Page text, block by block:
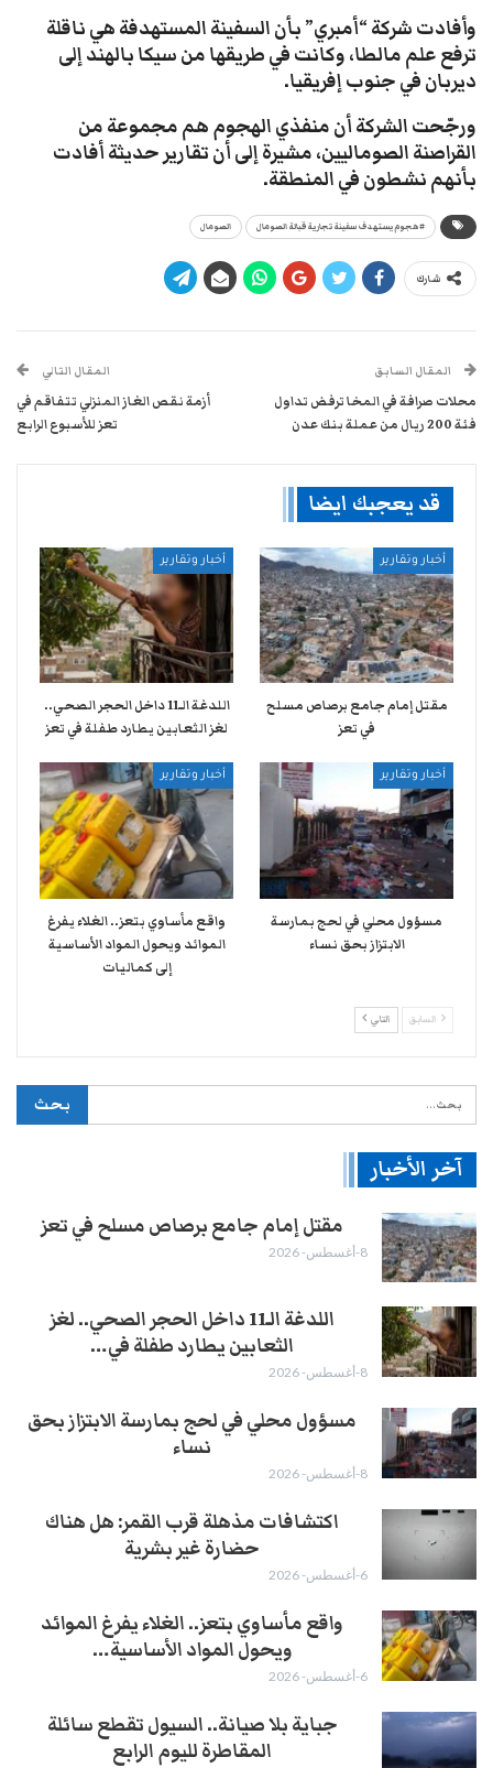
وأفادت شركة “أمبري” بأن السفينة المستهدفة هي ناقلة
ترفع علم مالطا، وكانت في طريقها من سيكا بالهند إلى
ديربان في جنوب إفريقيا.
ورجّحت الشركة أن منفذي الهجوم هم مجموعة من
القراصنة الصوماليين، مشيرة إلى أن تقارير حديثة أفادت
بأنهم نشطون في المنطقة.
#هجوم يستهدف سفينة تجارية قبالة الصومال الصومال
شارك
المقال السابق
محلات صرافة في المخا ترفض تداول
فئة 200 ريال من عملة بنك عدن
المقال التالي
أزمة نقص الغاز المنزلي تتفاقم في
تعز للأسبوع الرابع
قد يعجبك ايضا
أخبار وتقارير
مقتل إمام جامع برصاص مسلح
في تعز
أخبار وتقارير
اللدغة الـ11 داخل الحجر الصحي..
لغز الثعابين يطارد طفلة في تعز
أخبار وتقارير
مسؤول محلي في لحج بمارسة
الابتزاز بحق نساء
أخبار وتقارير
واقع مأساوي بتعز.. الغلاء يفرغ
الموائد ويحول المواد الأساسية
إلى كماليات
السابق التالي
آخر الأخبار
مقتل إمام جامع برصاص مسلح في تعز
8-أغسطس- 2026
اللدغة الـ11 داخل الحجر الصحي.. لغز
الثعابين يطارد طفلة في…
8-أغسطس- 2026
مسؤول محلي في لحج بمارسة الابتزاز بحق
نساء
8-أغسطس- 2026
اكتشافات مذهلة قرب القمر: هل هناك
حضارة غير بشرية
6-أغسطس- 2026
واقع مأساوي بتعز.. الغلاء يفرغ الموائد
ويحول المواد الأساسية…
6-أغسطس- 2026
جباية بلا صيانة.. السيول تقطع سائلة
المقاطرة لليوم الرابع